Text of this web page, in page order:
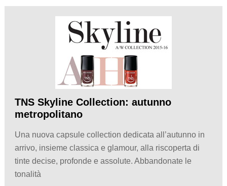
TNS Skyline Collection: autunno
metropolitano
Una nuova capsule collection dedicata all’autunno in
arrivo, insieme classica e glamour, alla riscoperta di
tinte decise, profonde e assolute. Abbandonate le
tonalità